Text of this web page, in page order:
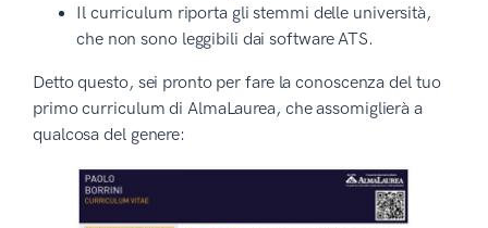
Il curriculum riporta gli stemmi delle università,
che non sono leggibili dai software ATS.
Detto questo, sei pronto per fare la conoscenza del tuo
primo curriculum di AlmaLaurea, che assomiglierà a
qualcosa del genere: